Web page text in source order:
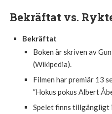
Bekräftat vs.
Bekräftat
Boken är skriven av
(Wikipedia).
Filmen har premiär 13
”Hokus pokus Albert
Spelet finns tillgängligt